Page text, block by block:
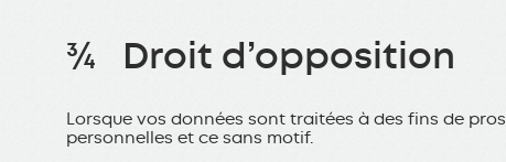
¾ Droit d’opposition
Lorsque vos données sont traitées à des fins de
personnelles et ce sans motif.